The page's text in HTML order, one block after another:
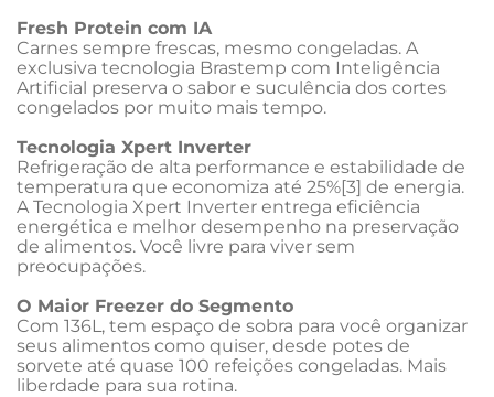
Fresh Protein com IA
Carnes sempre frescas, mesmo congeladas. A
exclusiva tecnologia Brastemp com Inteligência
Artificial preserva o sabor e suculência dos cortes
congelados por muito mais tempo.
Tecnologia Xpert Inverter
Refrigeração de alta performance e estabilidade de
temperatura que economiza até 25%[3] de energia.
A Tecnologia Xpert Inverter entrega eficiência
energética e melhor desempenho na preservação
de alimentos. Você livre para viver sem
preocupações.
O Maior Freezer do Segmento
Com 136L, tem espaço de sobra para você organizar
seus alimentos como quiser, desde potes de
sorvete até quase 100 refeições congeladas. Mais
liberdade para sua rotina.